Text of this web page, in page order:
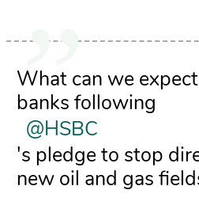
What can we
banks following
@HSBC
's pledge to stop
new oil and gas